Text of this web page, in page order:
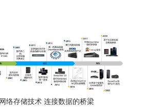
网络存储技术 连接数据的桥梁